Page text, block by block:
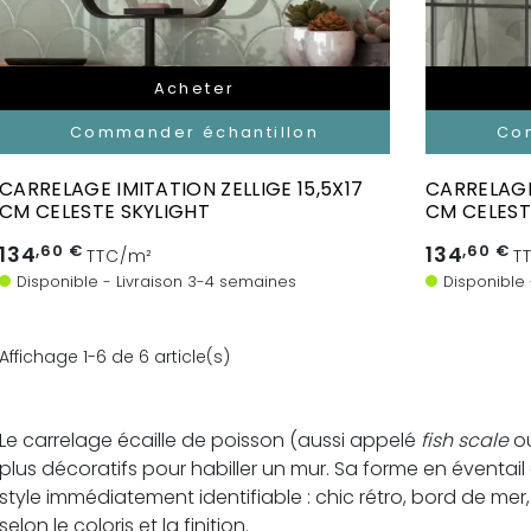
Acheter
Commander échantillon
CARRELAGE IMITATION ZELLIGE 15,5X17
CM CELESTE SKYLIGHT
134,60 € TTC/m²
Disponible - Livraison 3-4 semaines
CM
134,60 €
Affichage 1-6 de 6 article(s)
Le carrelage écaille de poisson (aussi appelé fish scale
plus décoratifs pour habiller un mur. Sa forme en
style immédiatement identifiable : chic rétro, bord de
selon le coloris et la finition.